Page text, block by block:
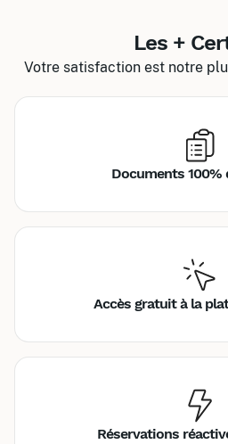
Les +
Votre satisfaction est notre
Documents 100%
Accès gratuit à la
Réservations